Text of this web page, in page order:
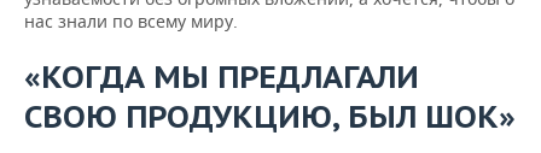
нас знали по всему миру.
«КОГДА МЫ ПРЕДЛАГАЛИ
СВОЮ ПРОДУКЦИЮ, БЫЛ ШОК»